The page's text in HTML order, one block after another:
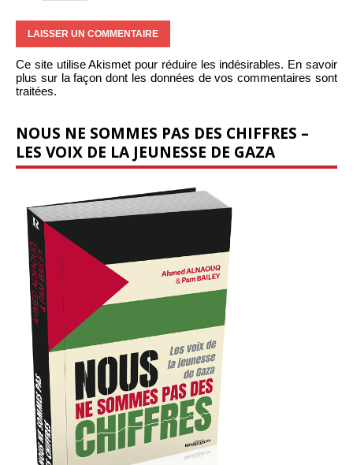
Ce site utilise Akismet pour réduire les indésirables. En savoir
plus sur la façon dont les données de vos commentaires sont
traitées.
NOUS NE SOMMES PAS DES CHIFFRES –
LES VOIX DE LA JEUNESSE DE GAZA